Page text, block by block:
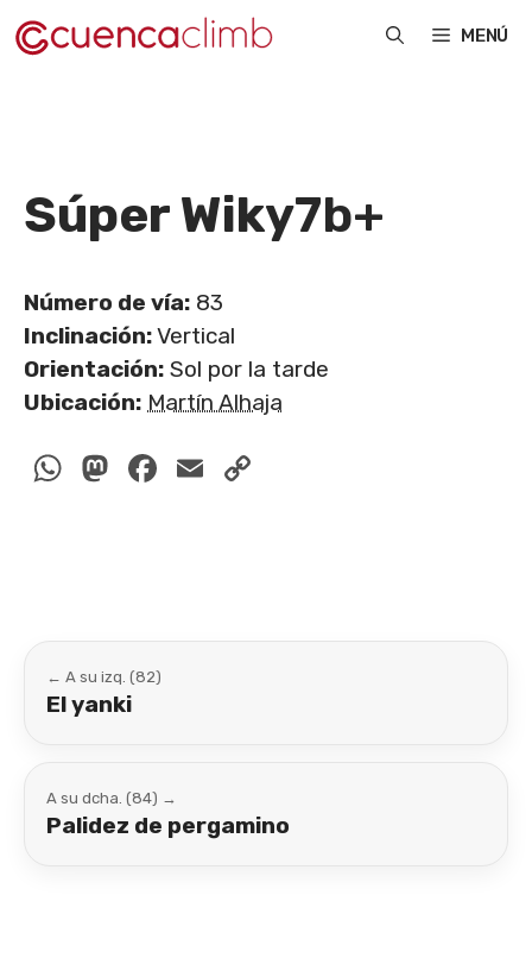
Saltar
al
MENÚ
Súper Wiky7b+
Número de vía: 83
Inclinación:Vertical
Orientación: Sol por la tarde
Ubicación: Martín Alhaja
WhatsApp
Mastodon
Facebook
Email
← A su izq. (82)
El yanki
A su dcha. (84) →
Palidez de pergamino